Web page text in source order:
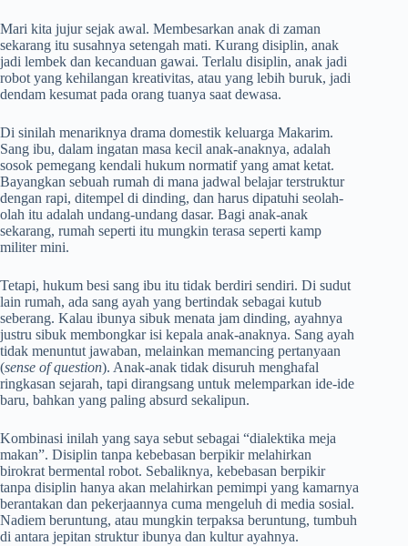
Mari kita jujur sejak awal. Membesarkan anak di zaman
sekarang itu susahnya setengah mati. Kurang disiplin, anak
jadi lembek dan kecanduan gawai. Terlalu disiplin, anak jadi
robot yang kehilangan kreativitas, atau yang lebih buruk, jadi
dendam kesumat pada orang tuanya saat dewasa.
Di sinilah menariknya drama domestik keluarga Makarim.
Sang ibu, dalam ingatan masa kecil anak-anaknya, adalah
sosok pemegang kendali hukum normatif yang amat ketat.
Bayangkan sebuah rumah di mana jadwal belajar terstruktur
dengan rapi, ditempel di dinding, dan harus dipatuhi seolah-
olah itu adalah undang-undang dasar. Bagi anak-anak
sekarang, rumah seperti itu mungkin terasa seperti kamp
militer mini.
Tetapi, hukum besi sang ibu itu tidak berdiri sendiri. Di sudut
lain rumah, ada sang ayah yang bertindak sebagai kutub
seberang. Kalau ibunya sibuk menata jam dinding, ayahnya
justru sibuk membongkar isi kepala anak-anaknya. Sang ayah
tidak menuntut jawaban, melainkan memancing pertanyaan
(sense of question). Anak-anak tidak disuruh menghafal
ringkasan sejarah, tapi dirangsang untuk melemparkan ide-ide
baru, bahkan yang paling absurd sekalipun.
Kombinasi inilah yang saya sebut sebagai “dialektika meja
makan”. Disiplin tanpa kebebasan berpikir melahirkan
birokrat bermental robot. Sebaliknya, kebebasan berpikir
tanpa disiplin hanya akan melahirkan pemimpi yang kamarnya
berantakan dan pekerjaannya cuma mengeluh di media sosial.
Nadiem beruntung, atau mungkin terpaksa beruntung, tumbuh
di antara jepitan struktur ibunya dan kultur ayahnya.